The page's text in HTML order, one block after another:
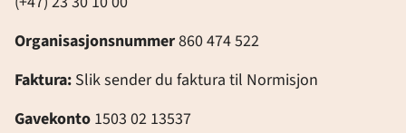
Organisasjonsnummer860 474 522
Faktura: Slik sender du faktura til Normisjon
Gavekonto 1503 02 13537